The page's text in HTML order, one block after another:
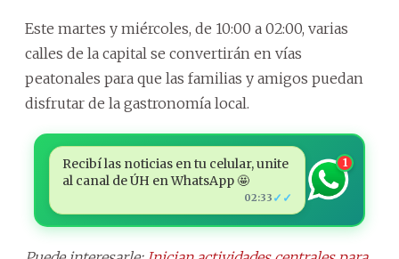
Este martes y miércoles, de 10:00 a 02:00, varias
calles de la capital se convertirán en vías
peatonales para que las familias y amigos puedan
disfrutar de la gastronomía local.
Recibí las noticias en tu celular, unite
al canal de ÚH en WhatsApp 🤩
02:33 ✓✓
1